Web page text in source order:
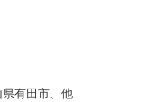
有田市、他